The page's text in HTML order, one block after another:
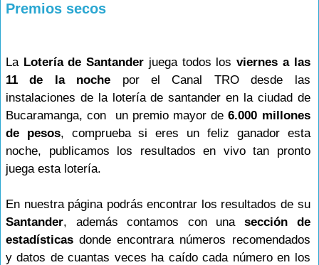
Premios secos
La Lotería de Santander juega todos losviernes a las
11 de la noche por el Canal TRO desde las
instalaciones de la lotería de santander en la ciudad de
Bucaramanga, con un premio mayor de6.000 millones
de pesos, comprueba si eres un feliz ganador esta
noche, publicamos los resultados en vivo tan pronto
juega esta lotería.
En nuestra página podrás encontrar los resultados de su
Santander, además contamos con una sección de
estadísticas donde encontrara números recomendados
y datos de cuantas veces ha caído cada número en los